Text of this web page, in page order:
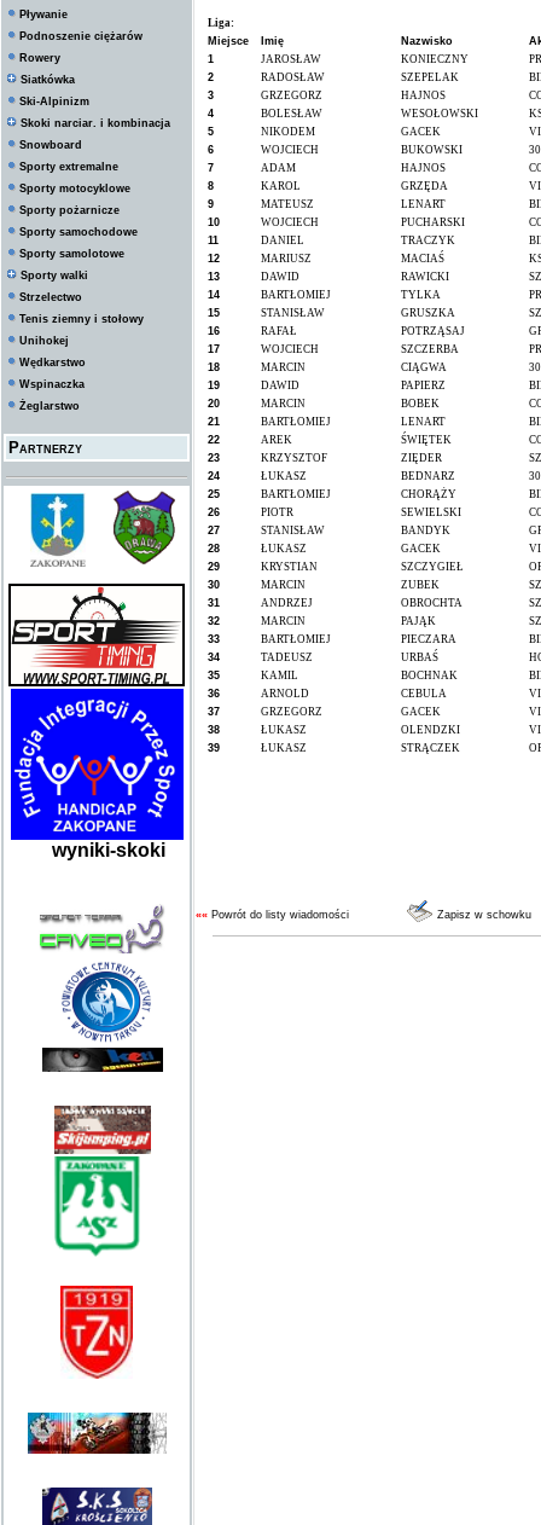
Pływanie
Podnoszenie ciężarów
Rowery
Siatkówka
Ski-Alpinizm
Skoki narciar. i kombinacja
Snowboard
Sporty extremalne
Sporty motocyklowe
Sporty pożarnicze
Sporty samochodowe
Sporty samolotowe
Sporty walki
Strzelectwo
Tenis ziemny i stołowy
Unihokej
Wędkarstwo
Wspinaczka
Żeglarstwo
Partnerzy
wyniki-skoki
Liga:
Miejsce
Imię Nazwisko
1
JAROSŁAW KONIECZNY
2
RADOSŁAW SZEPELAK
3
GRZEGORZ HAJNOS
4
BOLESŁAW WESOŁOWSKI
5
NIKODEM GACEK
6
WOJCIECH BUKOWSKI
7
ADAM HAJNOS
8
KAROL GRZĘDA
9
MATEUSZ LENART
10
WOJCIECH PUCHARSKI
11
DANIEL TRACZYK
12
MARIUSZ MACIAŚ
13
DAWID RAWICKI
14
BARTŁOMIEJ TYLKA
15
STANISŁAW GRUSZKA
16
RAFAŁ POTRZĄSAJ
17
WOJCIECH SZCZERBA
18
MARCIN CIĄGWA
19
DAWID PAPIERZ
20
MARCIN BOBEK
21
BARTŁOMIEJ LENART
22
AREK ŚWIĘTEK
23
KRZYSZTOF ZIĘDER
24
ŁUKASZ BEDNARZ
25
BARTŁOMIEJ CHORĄŻY
26
PIOTR SEWIELSKI
27
STANISŁAW BANDYK
28
ŁUKASZ GACEK
29
KRYSTIAN SZCZYGIEŁ
30
MARCIN ZUBEK
31
ANDRZEJ OBROCHTA
32
MARCIN PAJĄK
33
BARTŁOMIEJ PIECZARA
34
TADEUSZ URBAŚ
35
KAMIL BOCHNAK
36
ARNOLD CEBULA
37
GRZEGORZ GACEK
38
ŁUKASZ OLENDZKI
39
ŁUKASZ STRĄCZEK
«« Powrót do listy wiadomości Zapisz w schowku